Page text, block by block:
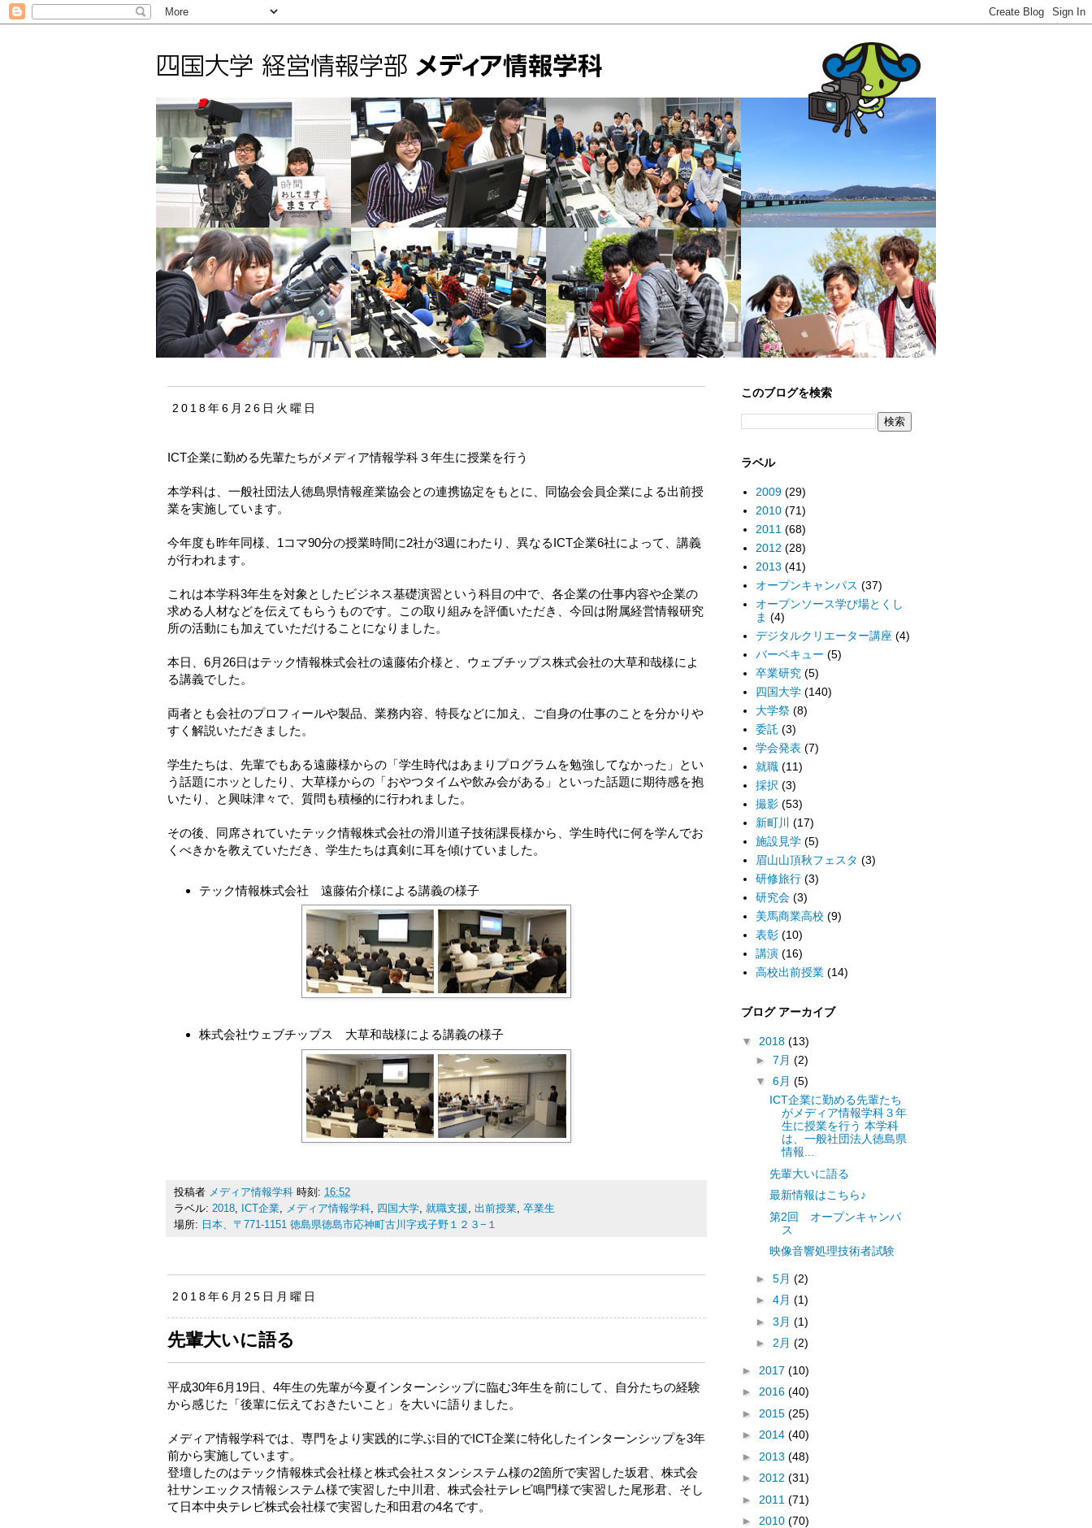
2018年6月26日火曜日
ICT企業に勤める先輩たちがメディア情報学科３年生に授業を行う
本学科は、一般社団法人徳島県情報産業協会との連携協定をもとに、同協会会員企業による出前授
業を実施しています。
今年度も昨年同様、1コマ90分の授業時間に2社が3週にわたり、異なるICT企業6社によって、講義
が行われます。
これは本学科3年生を対象としたビジネス基礎演習という科目の中で、各企業の仕事内容や企業の
求める人材などを伝えてもらうものです。この取り組みを評価いただき、今回は附属経営情報研究
所の活動にも加えていただけることになりました。
本日、6月26日はテック情報株式会社の遠藤佑介様と、ウェブチップス株式会社の大草和哉様によ
る講義でした。
両者とも会社のプロフィールや製品、業務内容、特長などに加え、ご自身の仕事のことを分かりや
すく解説いただきました。
学生たちは、先輩でもある遠藤様からの「学生時代はあまりプログラムを勉強してなかった」とい
う話題にホッとしたり、大草様からの「おやつタイムや飲み会がある」といった話題に期待感を抱
いたり、と興味津々で、質問も積極的に行われました。
その後、同席されていたテック情報株式会社の滑川道子技術課長様から、学生時代に何を学んでお
くべきかを教えていただき、学生たちは真剣に耳を傾けていました。
テック情報株式会社 遠藤佑介様による講義の様子
株式会社ウェブチップス 大草和哉様による講義の様子
投稿者 メディア情報学科 時刻: 16:52
ラベル: 2018 ICT企業 メディア情報学科 四国大学 就職支援 出前授業 卒業生
場所: 日本、〒771-1151 徳島県徳島市応神町古川字戎子野１２３−１
2018年6月25日月曜日
先輩大いに語る
平成30年6月19日、4年生の先輩が今夏インターンシップに臨む3年生を前にして、自分たちの経験
から感じた「後輩に伝えておきたいこと」を大いに語りました。
メディア情報学科では、専門をより実践的に学ぶ目的でICT企業に特化したインターンシップを3年
前から実施しています。
登壇したのはテック情報株式会社様と株式会社スタンシステム様の2箇所で実習した坂君、株式会
社サンエックス情報システム様で実習した中川君、株式会社テレビ鳴門様で実習した尾形君、そし
て日本中央テレビ株式会社様で実習した和田君の4名です。
このブログを検索
ラベル
2009 (29)
2010 (71)
2011 (68)
2012 (28)
2013 (41)
オープンキャンパス (37)
オープンソース学び場とくし
ま (4)
デジタルクリエーター講座 (4)
バーベキュー (5)
卒業研究 (5)
四国大学 (140)
大学祭 (8)
委託 (3)
学会発表 (7)
就職 (11)
採択 (3)
撮影 (53)
新町川 (17)
施設見学 (5)
眉山山頂秋フェスタ (3)
研修旅行 (3)
研究会 (3)
美馬商業高校 (9)
表彰 (10)
講演 (16)
高校出前授業 (14)
ブログ アーカイブ
▼ 2018 (13)
► 7月 (2)
▼ 6月 (5)
ICT企業に勤める先輩たち
がメディア情報学科３年
生に授業を行う 本学科
は、一般社団法人徳島県
情報...
先輩大いに語る
最新情報はこちら♪
第2回 オープンキャンパ
ス
映像音響処理技術者試験
► 5月 (2)
► 4月 (1)
► 3月 (1)
► 2月 (2)
► 2017 (10)
► 2016 (40)
► 2015 (25)
► 2014 (40)
► 2013 (48)
► 2012 (31)
► 2011 (71)
► 2010 (70)